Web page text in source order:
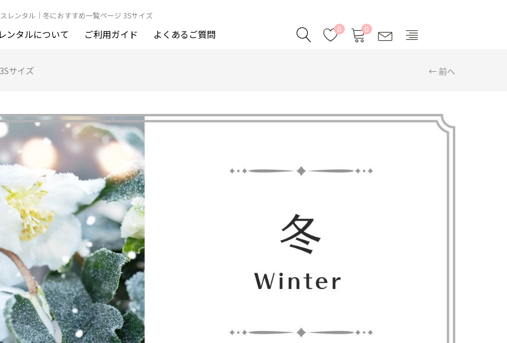
レンタル｜冬におすすめ一覧ページ 3Sサイズ
ンタルについて ご利用ガイド よくあるご質問 0 0
サイズ ← 前へ